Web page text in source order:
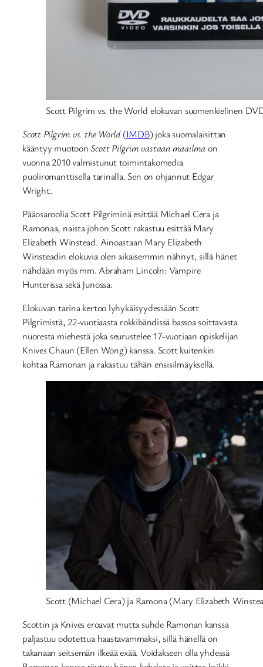
Scott Pilgrim vs. the World elokuvan suomenkielinen
Scott Pilgrim vs. the World(IMDB) joka suomalaisittan
kääntyy muotoonScott Pilgrim vastaan maailmaon
vuonna 2010 valmistunut toimintakomedia
puoliromanttisella tarinalla. Sen on ohjannut Edgar
Wright.
Pääosaroolia Scott Pilgriminä esittää Michael Cera ja
Ramonaa, naista johon Scott rakastuu esittää Mary
Elizabeth Winstead. Ainoastaan Mary Elizabeth
Winsteadin elokuvia olen aikaisemmin nähnyt, sillä hänet
nähdään myös mm. Abraham Lincoln: Vampire
Hunterissa sekä Junossa.
Elokuvan tarina kertoo lyhykäisyydessään Scott
Pilgrimistä, 22-vuotiaasta rokkibändissä bassoa soittavasta
nuoresta miehestä joka seurustelee 17-vuotiaan opiskelijan
Knives Chaun (Ellen Wong) kanssa. Scott kuitenkin
kohtaa Ramonan ja rakastuu tähän ensisilmäyksellä.
Scott (Michael Cera) ja Ramona (Mary Elizabeth
Scottin ja Knives eroavat mutta suhde Ramonan kanssa
paljastuu odotettua haastavammaksi, sillä hänellä on
takanaan seitsemän ilkeää exää. Voidakseen olla yhdessä